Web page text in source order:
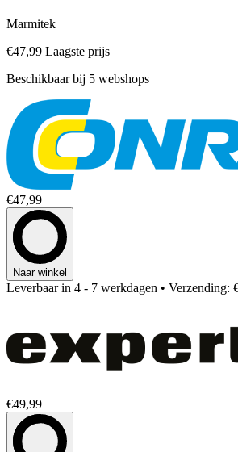
Marmitek
€47,99 Laagste prijs
Beschikbaar bij 5 webshops
€47,99
Naar winkel
Leverbaar in 4 - 7 werkdagen • Verzending:
€49,99